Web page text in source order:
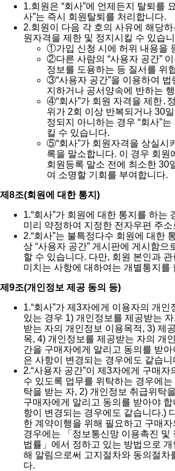
1.회원은 “회사”에 언제든지 탈퇴를
사”는 즉시 회원탈퇴를 처리합니다.
2.회원이 다음 각 호의 사유에 해당하
원자격을 제한 및 정지시킬 수 있습
①가입 신청 시에 허위 내용을
②다른 사람의 “사용자 공간”
정보를 도용하는 등 질서를 위
③“사용자 공간”을 이용하여
지하거나 공서양속에 반하는
④“회사”가 회원 자격을 제한․
위가 2회 이상 반복되거나 30
정되지 아니하는 경우 “회사”는
킬 수 있습니다.
⑤“회사”가 회원자격을 상실시
록을 말소합니다. 이 경우 회원
회원등록 말소 전에 최소한 30
여 소명할 기회를 부여합니다.
제8조(회원에 대한 통지)
1.“회사”가 회원에 대한 통지를 하는
미리 약정하여 지정한 전자우편 주
2.“회사”는 불특정다수 회원에 대한
상 “사용자 공간” 게시판에 게시함으
할 수 있습니다. 다만, 회원 본인과
미치는 사항에 대하여는 개별통지를
제9조(개인정보 제공 동의 등)
1.“회사”가 제3자에게 이용자의 개
있는 경우 1) 개인정보를 제공받는
받는 자의 개인정보 이용목적, 3) 제
목, 4) 개인정보를 제공받는 자의 개
간을 구매자에게 알리고 동의를 받
은 사항이 변경되는 경우에도 같습니
2.“사용자 공간”이 제3자에게 구매
수 있도록 업무를 위탁하는 경우에는
탁을 받는 자, 2) 개인정보 취급위탁
구매자에게 알리고 동의를 받아야
항이 변경되는 경우에도 같습니다.)
한 계약이행을 위해 필요하고 구매
경우에는 「정보통신망 이용촉진 및
법률」에서 정하고 있는 방법으로
해 알림으로써 고지절차와 동의절차
다.